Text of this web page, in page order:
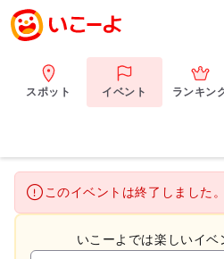
スポット イベント ランキン
このイベントは終了しました。
いこーよでは楽しいイベ